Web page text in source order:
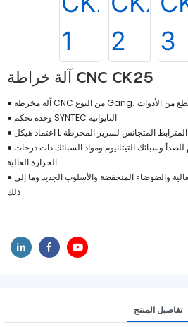
آلة خراطة CNC CK25
● وحدة تحكم SYNTEC التايوانية
● اعتماد هيكل L المترابط المتجانس لسرير المخرطة
● يمكن معالجة الفولاذ المقاوم للصدأ وسبائك التيتانيوم ومواد السبائك ذات درجات
الحرارة العالية.
● تتميز الماكينة بالأداء الجيد والدقة العالية والضوضاء المنخفضة والأسلوب الجديد وما إلى
ذلك
تفاصيل المنتج